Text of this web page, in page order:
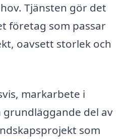
Tjänsten gör det
företag som passar
oavsett storlek och
markarbete i
grundläggande del av
som